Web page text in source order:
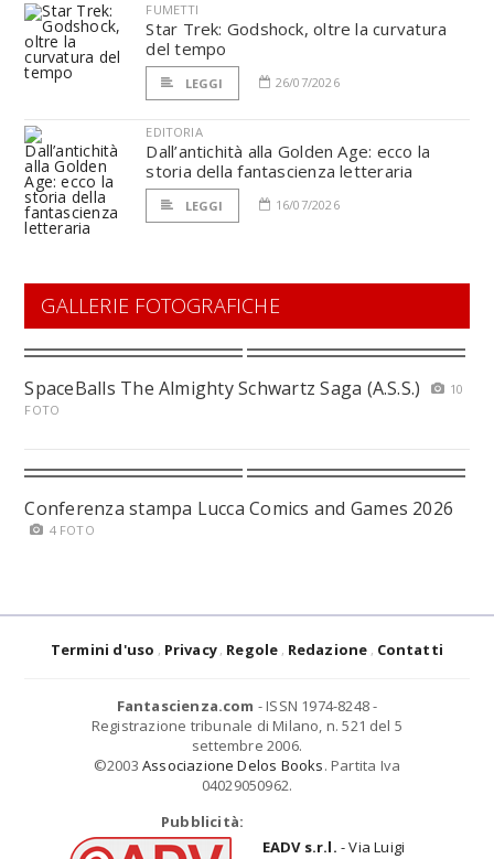
FUMETTI
Star Trek: Godshock, oltre la curvatura
del tempo
LEGGI 26/07/2026
EDITORIA
Dall’antichità alla Golden Age: ecco la
storia della fantascienza letteraria
LEGGI 16/07/2026
GALLERIE FOTOGRAFICHE
SpaceBalls The Almighty Schwartz Saga (A.S.S.)
10
FOTO
Conferenza stampa Lucca Comics and Games 2026
4 FOTO
Termini d'uso Privacy Regole Redazione Contatti
Fantascienza.com - ISSN 1974-8248 -
Registrazione tribunale di Milano, n. 521 del 5
settembre 2006.
©2003 Associazione Delos Books. Partita Iva
04029050962.
Pubblicità:
EADV s.r.l. - Via Luigi